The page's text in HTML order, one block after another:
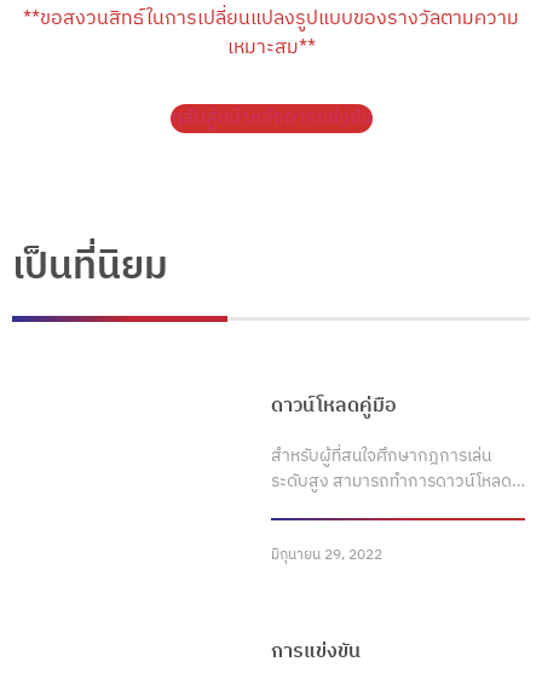
**ขอสงวนสิทธ์ในการเปลี่ยนแปลงรูปแบบของรางวัลตามความ
เหมาะสม**
กลับสู่หน้าหลักการแข่งขัน
เป็นที่นิยม
ดาวน์โหลดคู่มือ
สำหรับผู้ที่สนใจศึกษากฎการเล่น
ระดับสูง สามารถทำการดาวน์โหลด…
มิถุนายน 29, 2022
การแข่งขัน